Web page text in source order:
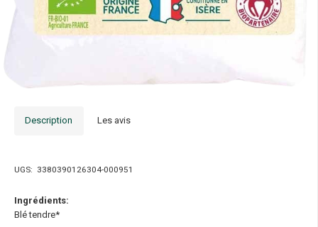
Description Les avis
UGS: 3380390126304-000951
Ingrédients:
Blé tendre*